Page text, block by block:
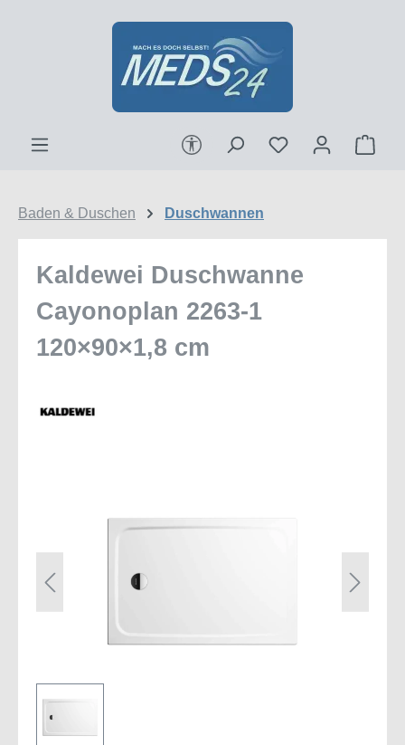
Zum Hauptinhalt springen
Werkzeugleiste anzeigen
Baden & Duschen Duschwannen
Kaldewei Duschwanne
Cayonoplan 2263-1
120×90×1,8 cm